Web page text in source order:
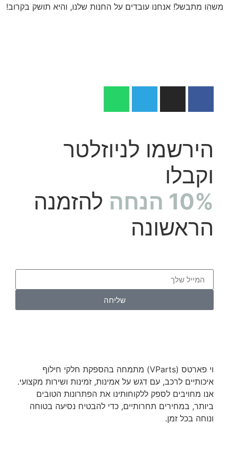
משהו מתבשל! אנחנו עובדים על החנות שלנו, והיא תושק בקרוב!
הירשמו לניוזלטר
וקבלו
10% הנחה
להזמנה
הראשונה
שליחה
וי פארטס (VParts) מתמחה בהספקת חלקי חילוף
איכותיים לרכב, עם דגש על אמינות, זמינות ושירות מקצועי.
אנו מחויבים לספק ללקוחותינו את הפתרונות הטובים
ביותר, במחירים תחרותיים, כדי להבטיח נסיעה בטוחה
ונוחה בכל זמן.